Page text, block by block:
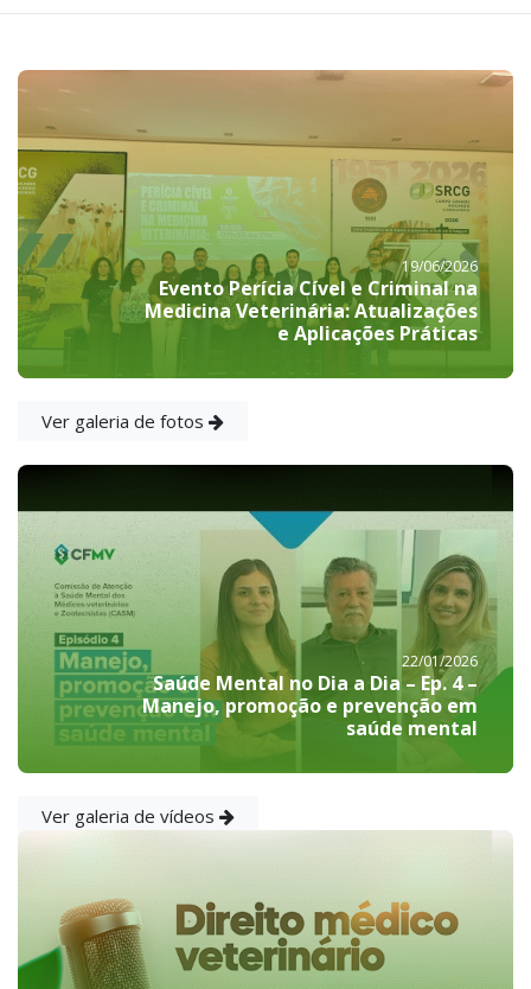
19/06/2026
Evento Perícia Cível e Criminal na
Medicina Veterinária: Atualizações
e Aplicações Práticas
Ver galeria de fotos
22/01/2026
Saúde Mental no Dia a Dia – Ep. 4 –
Manejo, promoção e prevenção em
saúde mental
Ver galeria de vídeos